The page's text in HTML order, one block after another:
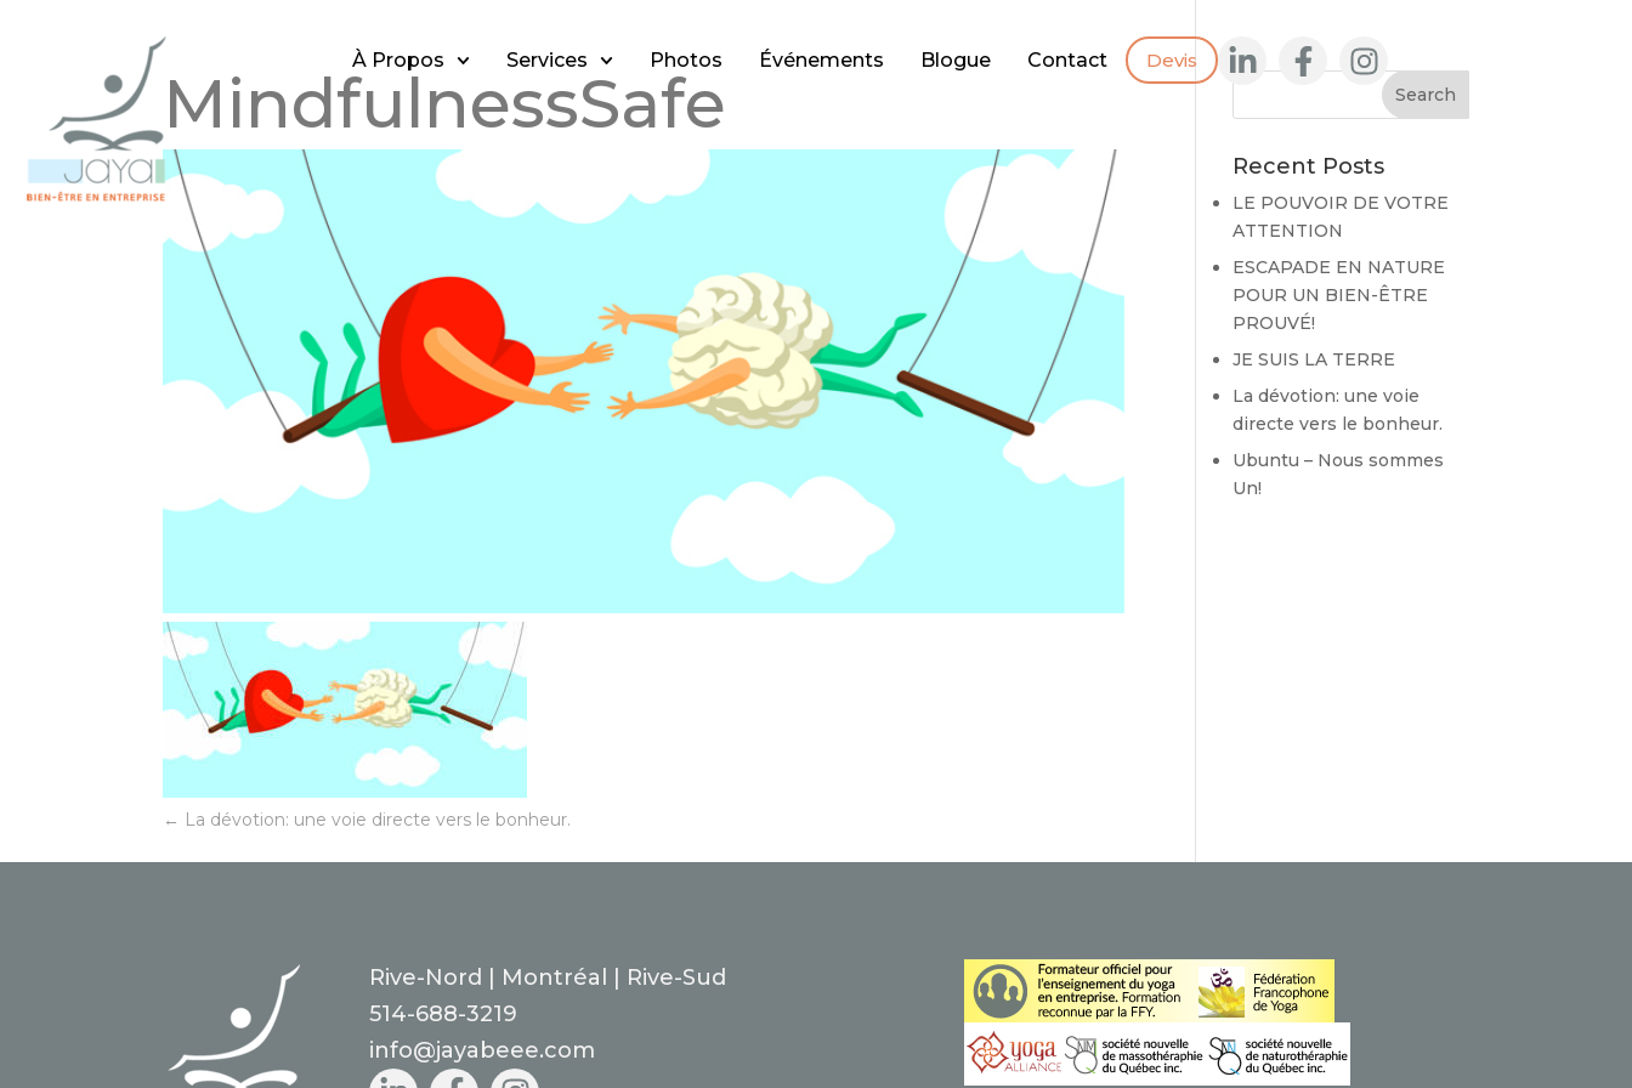
À Propos Services Photos Événements Blogue Contact Devis
MindfulnessSafe
← La dévotion: une voie directe vers le bonheur.
Recent Posts
LE POUVOIR DE VOTRE
ATTENTION
ESCAPADE EN NATURE
POUR UN BIEN-ÊTRE
PROUVÉ!
JE SUIS LA TERRE
La dévotion: une voie
directe vers le bonheur.
Ubuntu – Nous sommes
Un!
Rive-Nord | Montréal | Rive-Sud
514-688-3219
info@jayabeee.com